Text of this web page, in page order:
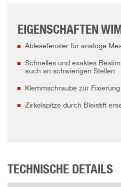
EIGENSCHAFTEN WIM
Ablesefenster für analoge
Schnelles und exaktes
auch an schwierigen Stellen
Klemmschraube zur
Zirkelspitze durch Bleistift
TECHNISCHE DETAILS